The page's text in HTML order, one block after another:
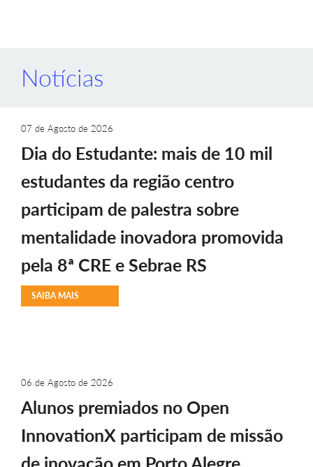
Notícias
07 de Agosto de 2026
Dia do Estudante: mais de 10 mil
estudantes da região centro
participam de palestra sobre
mentalidade inovadora promovida
pela 8ª CRE e Sebrae RS
SAIBA MAIS
06 de Agosto de 2026
Alunos premiados no Open
InnovationX participam de missão
de inovação em Porto Alegre